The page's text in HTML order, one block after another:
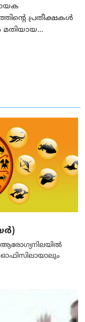
പ്രതീക്ഷകൾ
ആരോഗ്യനിലയിൽ
ഓഫിസിലായാലും